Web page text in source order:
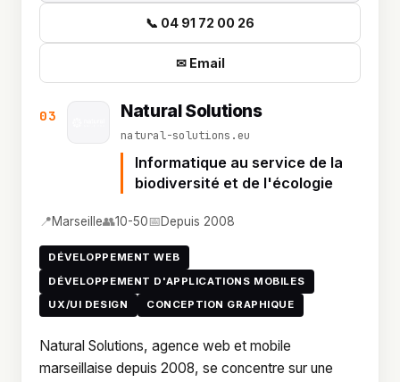
03 Natural Solutions
natural-solutions.eu
Informatique au service de la
biodiversité et de l'écologie
📍Marseille👥10-50📅Depuis 2008
DÉVELOPPEMENT WEB
DÉVELOPPEMENT D'APPLICATIONS MOBILES
UX/UI DESIGN
CONCEPTION GRAPHIQUE
Natural Solutions, agence web et mobile
marseillaise depuis 2008, se concentre sur une
📞 04 91 72 00 26
✉ Email